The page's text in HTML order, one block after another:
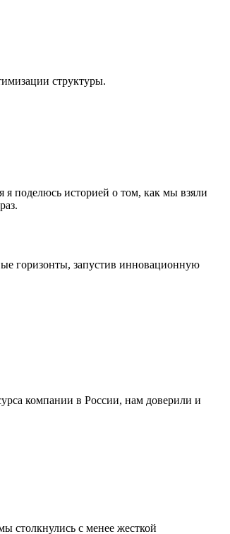
структуры.
поделюсь историей о том, как мы взяли
горизонты, запустив инновационную
компании в России, нам доверили и
столкнулись с менее жесткой